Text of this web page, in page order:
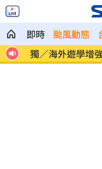
即時 颱風動態
30
獨／海外遊學增
加